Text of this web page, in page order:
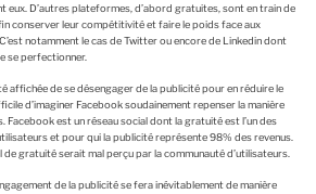
eux. D’autres plateformes, d’abord gratuites, sont en train de
conserver leur compétitivité et faire le poids face aux
notamment le cas de Twitter ou encore de Linkedin dont
se perfectionner.
affichée de se désengager de la publicité pour en réduire le
d’imaginer Facebook soudainement repenser la manière
Facebook est un réseau social dont la gratuité est l’un des
et pour qui la publicité représente 98% des revenus.
gratuité serait mal perçu par la communauté d’utilisateurs.
de la publicité se fera inévitablement de manière